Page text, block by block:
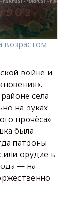
возрастом
войне и
села
на руках
прочёса»
была
патроны
орудие в
— на